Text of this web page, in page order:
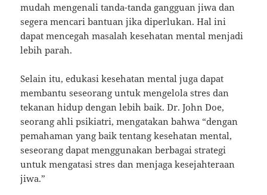
mudah mengenali tanda-tanda gangguan jiwa dan
segera mencari bantuan jika diperlukan. Hal ini
dapat mencegah masalah kesehatan mental menjadi
lebih parah.
Selain itu, edukasi kesehatan mental juga dapat
membantu seseorang untuk mengelola stres dan
tekanan hidup dengan lebih baik. Dr. John Doe,
seorang ahli psikiatri, mengatakan bahwa “dengan
pemahaman yang baik tentang kesehatan mental,
seseorang dapat menggunakan berbagai strategi
untuk mengatasi stres dan menjaga kesejahteraan
jiwa.”